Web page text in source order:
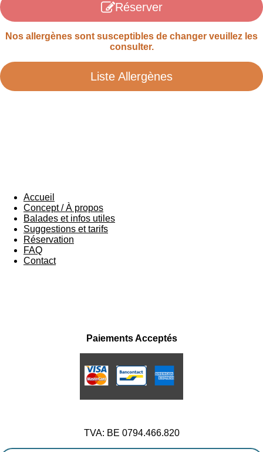
Réserver
Nos allergènes sont susceptibles de changer veuillez les
consulter.
Liste Allergènes
Accueil
Concept / À propos
Balades et infos utiles
Suggestions et tarifs
Réservation
FAQ
Contact
c
e
b
o
o
s
t
a
g
r
m
Paiements Acceptés
TVA: BE 0794.466.820